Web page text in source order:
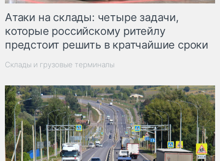
Атаки на склады: четыре задачи,
которые российскому ритейлу
предстоит решить в кратчайшие сроки
Склады и грузовые терминалы